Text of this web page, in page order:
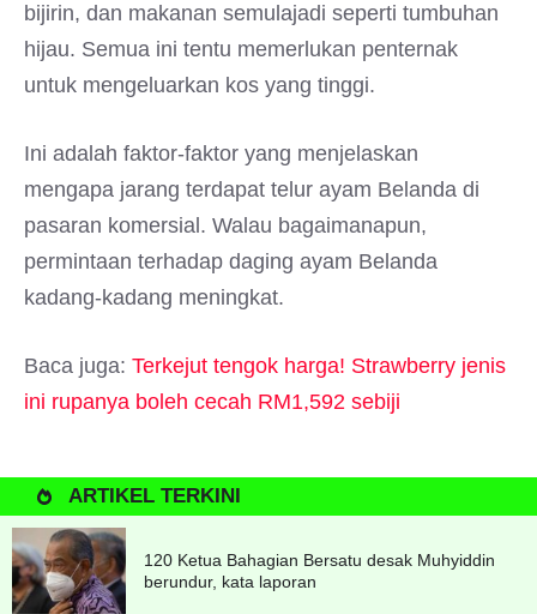
bijirin, dan makanan semulajadi seperti tumbuhan
hijau. Semua ini tentu memerlukan penternak
untuk mengeluarkan kos yang tinggi.
Ini adalah faktor-faktor yang menjelaskan
mengapa jarang terdapat telur ayam Belanda di
pasaran komersial. Walau bagaimanapun,
permintaan terhadap daging ayam Belanda
kadang-kadang meningkat.
Baca juga: Terkejut tengok harga! Strawberry jenis
ini rupanya boleh cecah RM1,592 sebiji
ARTIKEL TERKINI
120 Ketua Bahagian Bersatu desak Muhyiddin
berundur, kata laporan